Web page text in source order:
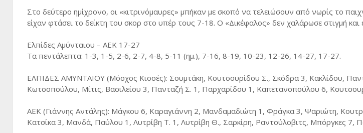
Στο δεύτερο ημίχρονο, οι «κιτρινόμαυρες» μπήκαν με σκοπό να τελειώσουν από νωρίς το
είχαν φτάσει το δείκτη του σκορ στο υπέρ τους 7-18. Ο «Δικέφαλος» δεν χαλάρωσε στιγμή και
Ελπίδες Αμύνταιου – ΑΕΚ 17-27
Τα πεντάλεπτα: 1-3, 1-5, 2-6, 2-7, 4-8, 5-11 (ημ.), 7-16, 8-19, 10-23, 12-26, 14-27, 17-27.
ΕΛΠΙΔΕΣ ΑΜΥΝΤΑΙΟΥ (Μόσχος Κιοσές): Σουμτάκη, Κουτσουρίδου Σ., Σκόδρα 3, Κακλίδου,
Κωτσοπούλου, Μίτις, Βασιλείου 3, Πανταζή Σ. 1, Παρχαρίδου 1, Καπετανοπούλου 6,
ΑΕΚ (Γιάννης Αντάλης): Μάγκου 6, Καραγιάννη 2, Mανδαμαδιώτη 1, Φράγκα 3, Ψαριώτη,
Κατσίκα 3, Μανδά, Παύλου 1, Λυτρίβη Τ. 1, Λυτρίβη Θ., Σαρκίρη, Ραντούλοβιτς, Μπόργκες 7,